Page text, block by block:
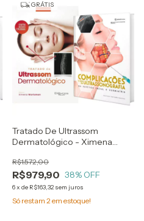
GRÁTIS
Tratado De Ultrassom
Dermatológico - Ximena
Uso Da Ultrassonografia Na
Estética Facial E Cosmiatria -
Gisele Donola
R$979,90
R$1.572,00
38% OFF
6x de R$163,32 sem juros
Só restam 2em estoque!